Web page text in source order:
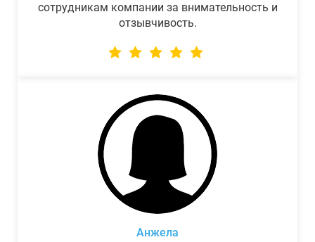
сотрудникам компании за внимательность и
отзывчивость.
Анжела